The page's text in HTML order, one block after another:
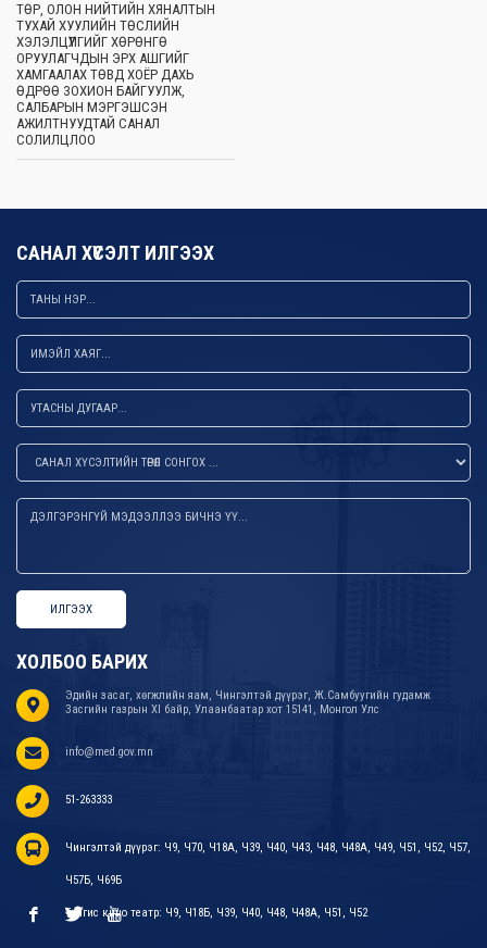
ТӨР, ОЛОН НИЙТИЙН ХЯНАЛТЫН
ТУХАЙ ХУУЛИЙН ТӨСЛИЙН
ХЭЛЭЛЦҮҮЛГИЙГ ХӨРӨНГӨ
ОРУУЛАГЧДЫН ЭРХ АШГИЙГ
ХАМГААЛАХ ТӨВД ХОЁР ДАХЬ
ӨДРӨӨ ЗОХИОН БАЙГУУЛЖ,
САЛБАРЫН МЭРГЭШСЭН
АЖИЛТНУУДТАЙ САНАЛ
СОЛИЛЦЛОО
САНАЛ ХҮСЭЛТ ИЛГЭЭХ
ИЛГЭЭХ
ХОЛБОО БАРИХ
Эдийн засаг, хөгжлийн яам, Чингэлтэй дүүрэг, Ж.Самбуугийн гудамж
Засгийн газрын XI байр, Улаанбаатар хот 15141, Монгол Улс
info@med.gov.mn
51-263333
Чингэлтэй дүүрэг: Ч9, Ч70, Ч18А, Ч39, Ч40, Ч43, Ч48, Ч48А, Ч49, Ч51, Ч52, Ч57,
Ч57Б, Ч69Б
Тэнгис кино театр: Ч9, Ч18Б, Ч39, Ч40, Ч48, Ч48А, Ч51, Ч52